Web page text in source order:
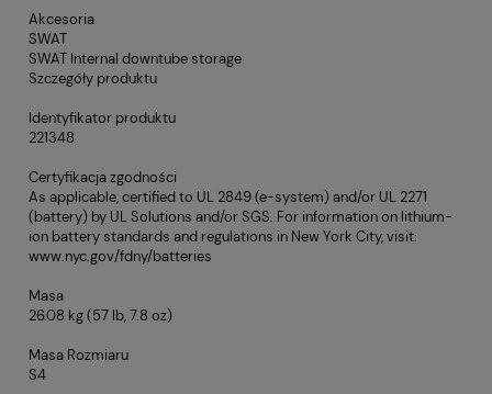
Akcesoria
SWAT
SWAT Internal downtube storage
Szczegóły produktu
Identyfikator produktu
221348
Certyfikacja zgodności
As applicable, certified to UL 2849 (e-system) and/or UL 2271
(battery) by UL Solutions and/or SGS. For information on lithium-
ion battery standards and regulations in New York City, visit:
www.nyc.gov/fdny/batteries
Masa
26.08 kg (57 lb, 7.8 oz)
Masa Rozmiaru
S4